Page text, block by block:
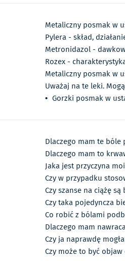
Metaliczny posmak w
Pylera - skład,
Metronidazol -
Rozex -
Metaliczny posmak w
Uważaj na te leki.
• Gorzki posmak w
Dlaczego mam te bóle
Dlaczego mam to
Jaka jest przyczyna
Czy w przypadku
Czy szanse na ciążę
Czy taka pojedyncza
Co robić z bólami
Dlaczego mam
Czy ja naprawdę
Czy może to być objaw